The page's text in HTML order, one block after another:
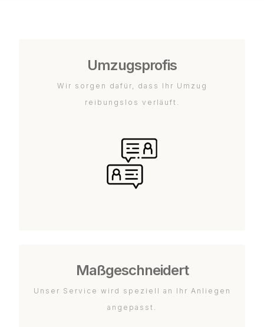
Umzugsprofis
Wir sorgen dafür, dass Ihr Umzug
reibungslos verläuft.
Maßgeschneidert
Unser Service wird speziell an Ihr Anliegen
angepasst.